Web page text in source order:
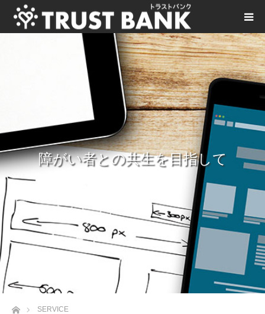
障がい者との共生を目指して
ホームSERVICE